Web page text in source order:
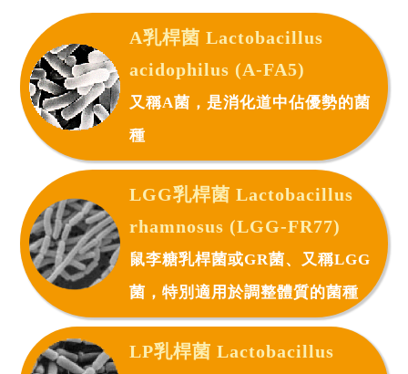
A乳桿菌 Lactobacillus
acidophilus (A-FA5)
又稱A菌，是消化道中佔優勢的菌
種
LGG乳桿菌 Lactobacillus
rhamnosus (LGG-FR77)
鼠李糖乳桿菌或GR菌、又稱LGG
菌，特別適用於調整體質的菌種
LP乳桿菌 Lactobacillus